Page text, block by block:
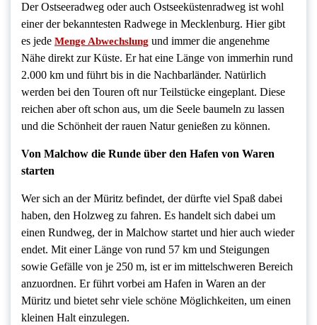
Der Ostseeradweg oder auch Ostseeküstenradweg ist wohl
einer der bekanntesten Radwege in Mecklenburg. Hier gibt
es jede Menge Abwechslung und immer die angenehme
Nähe direkt zur Küste. Er hat eine Länge von immerhin rund
2.000 km und führt bis in die Nachbarländer. Natürlich
werden bei den Touren oft nur Teilstücke eingeplant. Diese
reichen aber oft schon aus, um die Seele baumeln zu lassen
und die Schönheit der rauen Natur genießen zu können.
Von Malchow die Runde über den Hafen von Waren
starten
Wer sich an der Müritz befindet, der dürfte viel Spaß dabei
haben, den Holzweg zu fahren. Es handelt sich dabei um
einen Rundweg, der in Malchow startet und hier auch wieder
endet. Mit einer Länge von rund 57 km und Steigungen
sowie Gefälle von je 250 m, ist er im mittelschweren Bereich
anzuordnen. Er führt vorbei am Hafen in Waren an der
Müritz und bietet sehr viele schöne Möglichkeiten, um einen
kleinen Halt einzulegen.